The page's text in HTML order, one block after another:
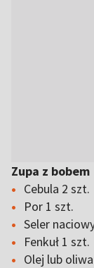
Zupa z bobem
Cebula 2 szt.
Por 1 szt.
Seler
Fenkuł 1 szt.
Olej lub